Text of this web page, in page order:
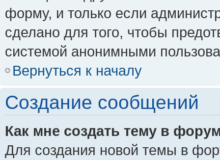
форму, и только если
сделано для того, чтобы
системой анонимными
Вернуться к началу
Создание сообщений
Как мне создать тему в
Для создания новой темы в